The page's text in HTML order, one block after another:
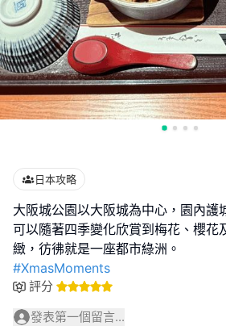
日本攻略
大阪城公園以大阪城為中心，園內護
可以隨著四季變化欣賞到梅花、櫻花
#XmasMoments
評分
發表第一個留言...